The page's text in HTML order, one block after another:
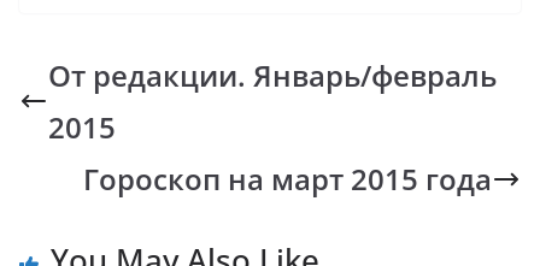
b
o
o
k
s
A
p
y
Li
k
gr
a
От редакции. Январь/февраль
2015
Гороскоп на март 2015 года